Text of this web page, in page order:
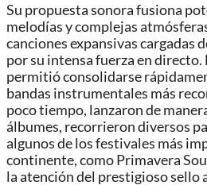
Su propuesta sonora fusiona
melodías y complejas
canciones expansivas cargadas
por su intensa fuerza en directo.
permitió consolidarse
bandas instrumentales más
poco tiempo, lanzaron de
álbumes, recorrieron diversos
algunos de los festivales más
continente, como Primavera
la atención del prestigioso sello